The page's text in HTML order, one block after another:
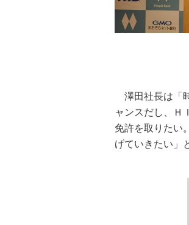
澤田社長は「
ャンスだし、Ｈ
免許を取りたい
げていきたい」